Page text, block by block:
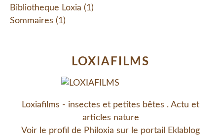
Bibliotheque Loxia (1)
Sommaires (1)
LOXIAFILMS
Loxiafilms - insectes et petites bêtes . Actu et
articles nature
Voir le profil de Philoxia sur le portail Eklablog